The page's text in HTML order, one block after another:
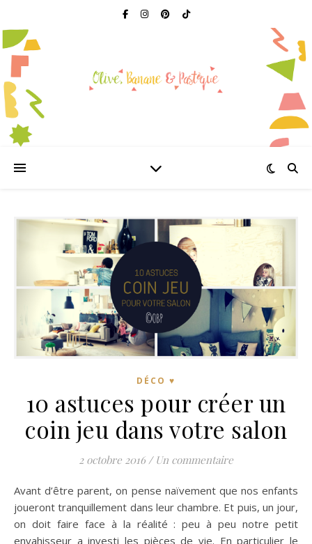
DÉCO ♥
10 astuces pour créer un
coin jeu dans votre salon
2 octobre 2016 / Un commentaire
Avant d’être parent, on pense naïvement que nos enfants
joueront tranquillement dans leur chambre. Et puis, un jour,
on doit faire face à la réalité : peu à peu notre petit
envahisseur a investi les pièces de vie. En particulier le